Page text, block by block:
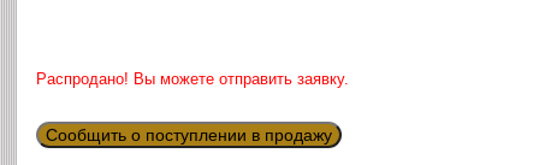
Распродано! Вы можете отправить заявку.
Сообщить о поступлении в продажу